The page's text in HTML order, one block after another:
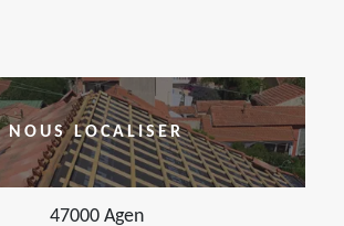
NOUS LOCALISER
47000 Agen